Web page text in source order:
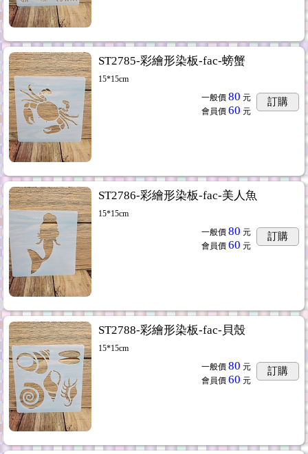
ST2785-彩繪形染板-fac-螃蟹
15*15cm
一般價 80 元
會員價 60 元
訂購
ST2786-彩繪形染板-fac-美人魚
15*15cm
一般價 80 元
會員價 60 元
訂購
ST2788-彩繪形染板-fac-貝殼
15*15cm
一般價 80 元
會員價 60 元
訂購